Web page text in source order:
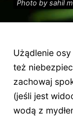
Photo by sahil
Użądlenie
też
zachowaj
(jeśli jest
wodą z